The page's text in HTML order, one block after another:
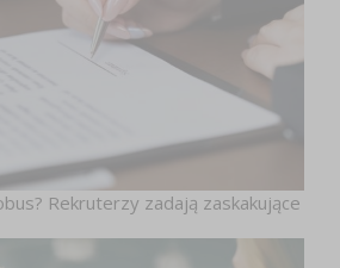
Rekruterzy zadają zaskakujące